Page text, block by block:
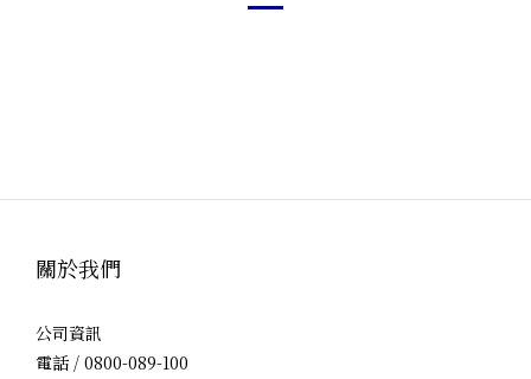
關於我們
公司資訊
電話 / 0800-089-100